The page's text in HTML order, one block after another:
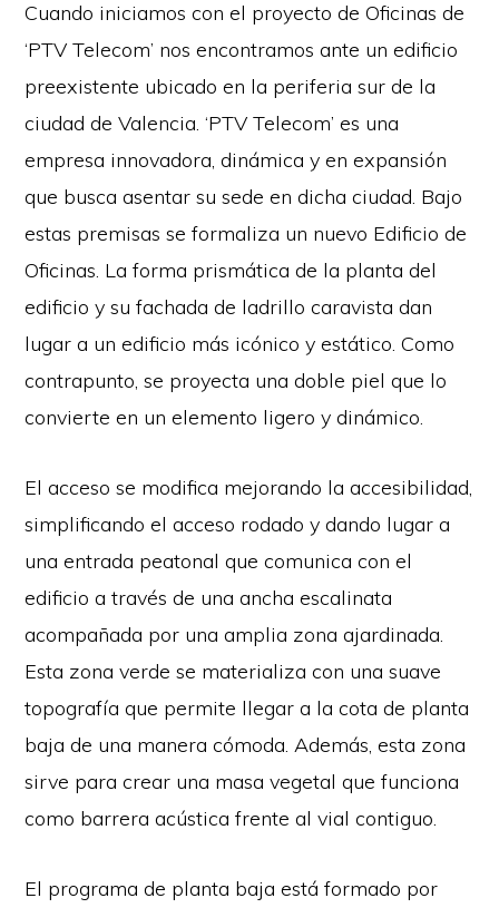
Cuando iniciamos con el proyecto de Oficinas de
‘PTV Telecom’ nos encontramos ante un edificio
preexistente ubicado en la periferia sur de la
ciudad de Valencia. ‘PTV Telecom’ es una
empresa innovadora, dinámica y en expansión
que busca asentar su sede en dicha ciudad. Bajo
estas premisas se formaliza un nuevo Edificio de
Oficinas. La forma prismática de la planta del
edificio y su fachada de ladrillo caravista dan
lugar a un edificio más icónico y estático. Como
contrapunto, se proyecta una doble piel que lo
convierte en un elemento ligero y dinámico.
El acceso se modifica mejorando la accesibilidad,
simplificando el acceso rodado y dando lugar a
una entrada peatonal que comunica con el
edificio a través de una ancha escalinata
acompañada por una amplia zona ajardinada.
Esta zona verde se materializa con una suave
topografía que permite llegar a la cota de planta
baja de una manera cómoda. Además, esta zona
sirve para crear una masa vegetal que funciona
como barrera acústica frente al vial contiguo.
El programa de planta baja está formado por